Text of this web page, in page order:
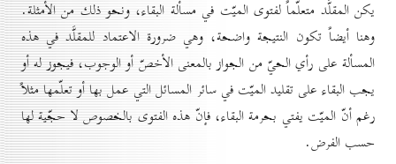
يكن المقلَّد متعلّماً لفتوى الميّت في مسألة البقاء، ونحو ذلك من الأمثلة.
وهنا أيضاً تكون النتيجة واضحة، وهي ضرورة الاعتماد للمقلَّد في هذه
المسألة على رأي الحيّ من الجواز بالمعنى الأخصّ أو الوجوب، فيجوز له أو
يجب البقاء على تقليد الميّت في سائر المسائل التي عمل بها أو تعلّمها مثلاً
رغم أنّ الميّت يفتي بحرمة البقاء، فإنّ هذه الفتوى بالخصوص لا حجّية لها
حسب الفرض.